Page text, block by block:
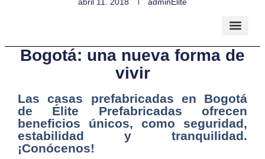
Bogotá: una nueva forma de
vivir
Las casas prefabricadas en Bogotá
de Élite Prefabricadas ofrecen
beneficios únicos, como seguridad,
estabilidad y tranquilidad.
¡Conócenos!